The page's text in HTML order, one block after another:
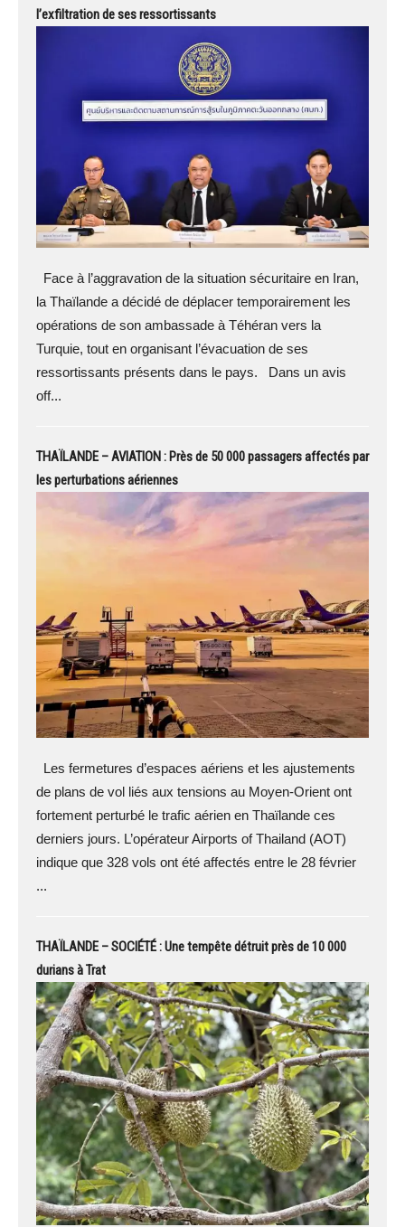
l’exfiltration de ses ressortissants
Face à l’aggravation de la situation sécuritaire en Iran,
la Thaïlande a décidé de déplacer temporairement les
opérations de son ambassade à Téhéran vers la
Turquie, tout en organisant l’évacuation de ses
ressortissants présents dans le pays. Dans un avis
off...
THAÏLANDE – AVIATION : Près de 50 000 passagers affectés par
les perturbations aériennes
Les fermetures d’espaces aériens et les ajustements
de plans de vol liés aux tensions au Moyen-Orient ont
fortement perturbé le trafic aérien en Thaïlande ces
derniers jours. L’opérateur Airports of Thailand (AOT)
indique que 328 vols ont été affectés entre le 28 février
...
THAÏLANDE – SOCIÉTÉ : Une tempête détruit près de 10 000
durians à Trat